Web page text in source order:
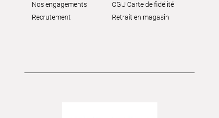
Nos engagements
Recrutement
CGU Carte de fidélité
Retrait en magasin